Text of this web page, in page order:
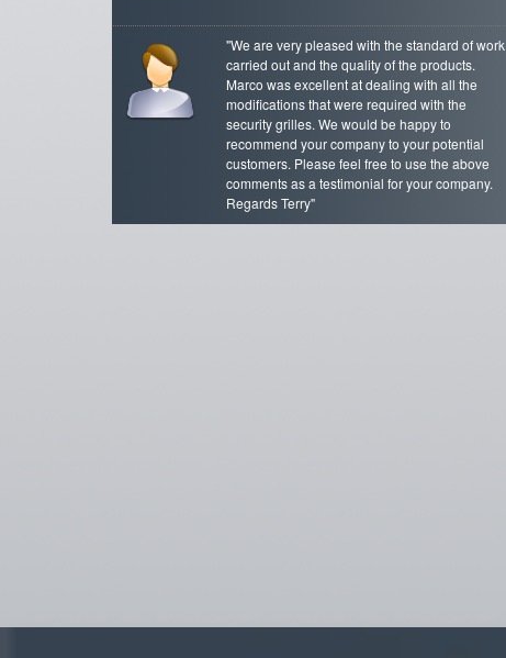
"We are very pleased with the standard of work
carried out and the quality of the products.
Marco was excellent at dealing with all the
modifications that were required with the
security grilles. We would be happy to
recommend your company to your potential
customers. Please feel free to use the above
comments as a testimonial for your company.
Regards Terry"
como a reposição dos cortinados e limpeza